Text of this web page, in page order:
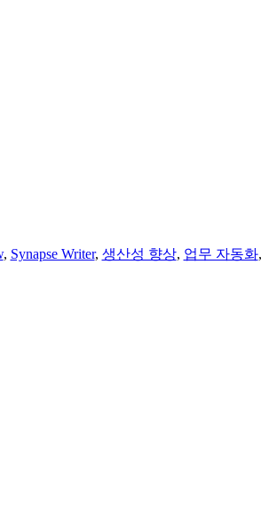
, Synapse Writer, 생산성 향상, 업무 자동화,